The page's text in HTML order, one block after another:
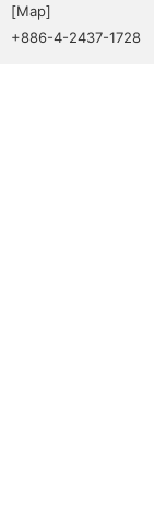
[Map]
+886-4-2437-1728